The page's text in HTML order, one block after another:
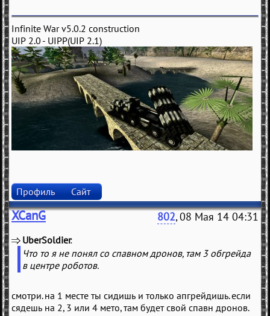
Infinite War v5.0.2 construction
UIP 2.0 - UIPP(UIP 2.1)
Профиль Сайт
XCanG 802, 08 Мая 14 04:31
UberSoldier
Что то я не понял со спавном дронов, там 3 обгрейда
в центре роботов.
смотри. на 1 месте ты сидишь и только апгрейдишь. если
сядешь на 2, 3 или 4 мето, там будет свой спавн дронов.